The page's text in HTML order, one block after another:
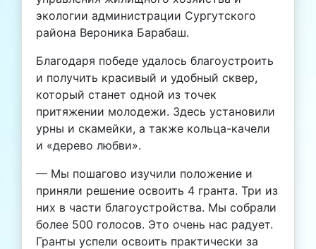
экологии администрации Сургутского
района Вероника Барабаш.
Благодаря победе удалось благоустроить
и получить красивый и удобный сквер,
который станет одной из точек
притяжении молодежи. Здесь установили
урны и скамейки, а также кольца-качели
и «дерево любви».
— Мы пошагово изучили положение и
приняли решение освоить 4 гранта. Три из
них в части благоустройства. Мы собрали
более 500 голосов. Это очень нас радует.
Гранты успели освоить практически за